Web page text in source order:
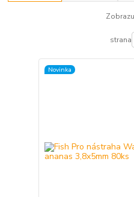
strana
Novinka